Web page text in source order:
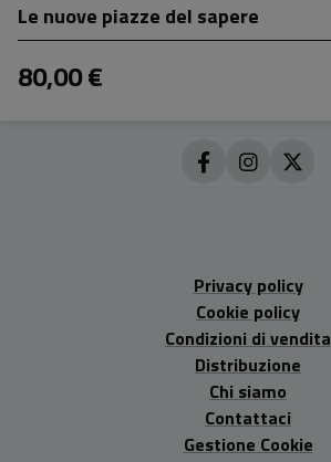
Le nuove piazze del sapere
80,00 €
Privacy policy
Cookie policy
Condizioni di vendita
Distribuzione
Chi siamo
Contattaci
Gestione Cookie